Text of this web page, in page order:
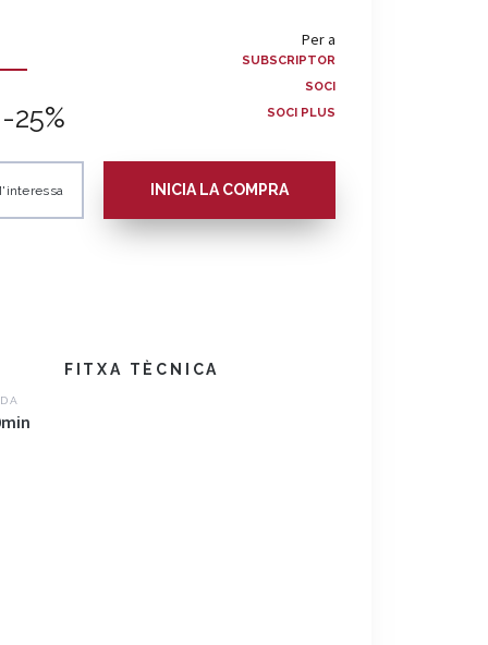
-25%
Per a
SUBSCRIPTOR
SOCI
SOCI PLUS
INICIA LA COMPRA
FITXA TÈCNICA